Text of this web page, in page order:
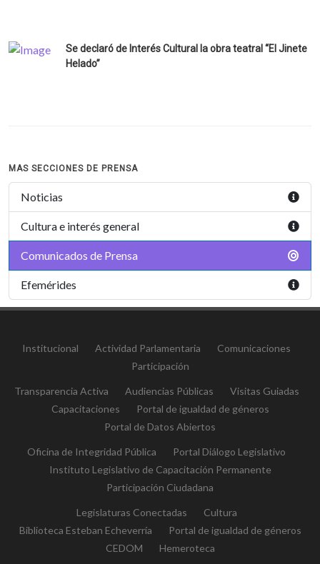
Se declaró de Interés Cultural la obra teatral “El Jinete
Helado”
MAS SECCIONES DE PRENSA
Noticias
Cultura e interés general
Comunicados de Prensa
Efemérides
Institucional Actividad Parlamentaria
Comunicaciones
Participación
Transparencia Activa Audiencias Públicas
Visitas Guiadas
Capacitaciones
Portal de igualdad de géneros
Portal de Datos Abiertos
Oficina de Integridad Pública
Portal Diálogo Legislativo
Instituto Legislativo de Capacitación Permanente
Participación Ciudadana
Legislaturas Conectadas
Cultura
Biblioteca Esteban Echeverría
Portal de igualdad de géneros
CEDOM
Hemeroteca